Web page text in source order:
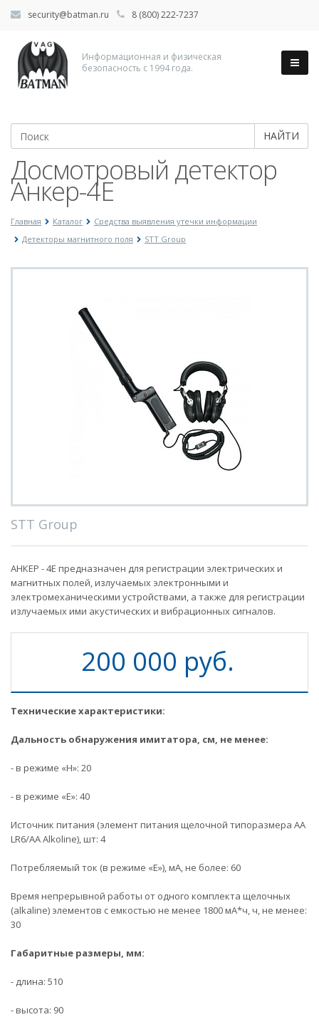
security@batman.ru 8 (800) 222-7237
Информационная и физическая
безопасность с 1994 года.
НАЙТИ
Досмотровый детектор
Анкер-4Е
Главная Каталог
Средства выявления утечки информации
Детекторы магнитного поля
STT Group
STT Group
АНКЕР - 4Е предназначен для регистрации электрических и
магнитных полей, излучаемых электронными и
электромеханическими устройствами, а также для регистрации
излучаемых ими акустических и вибрационных сигналов.
200 000 руб.
Технические характеристики:
Дальность обнаружения имитатора, см, не менее:
- в режиме «Н»: 20
- в режиме «Е»: 40
Источник питания (элемент питания щелочной типоразмера АА
LR6/AA Alkoline), шт: 4
Потребляемый ток (в режиме «Е»), мА, не более: 60
Время непрерывной работы от одного комплекта щелочных
(alkaline) элементов с емкостью не менее 1800 мА*ч, ч, не менее:
30
Габаритные размеры, мм:
- длина: 510
- высота: 90